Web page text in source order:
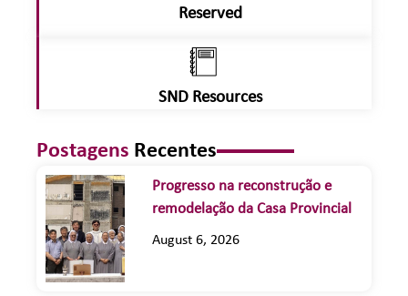
Reserved
SND Resources
Postagens Recentes
Progresso na reconstrução e
remodelação da Casa Provincial
August 6, 2026